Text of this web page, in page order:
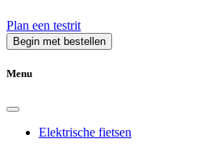
Plan een testrit
Begin met bestellen
Menu
Elektrische fietsen